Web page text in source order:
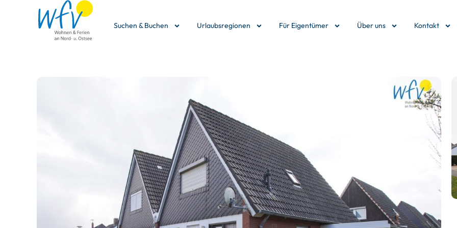
Suchen & Buchen Urlaubsregionen Für Eigentümer Über uns Kontakt